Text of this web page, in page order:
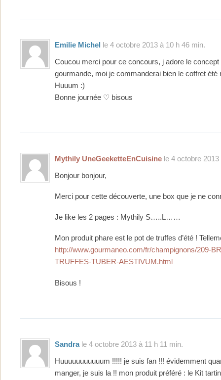
Emilie Michel le 4 octobre 2013 à 10 h 46 min.
Coucou merci pour ce concours, j adore le concept
gourmande, moi je commanderai bien le coffret été
Huuum :)
Bonne journée ♡ bisous
Mythily UneGeeketteEnCuisine le 4 octobre
Bonjour bonjour,
Merci pour cette découverte, une box que je ne
Je like les 2 pages : Mythily S…..L……
Mon produit phare est le pot de truffes d’été !
http://www.gourmaneo.com/fr/champignons/209-
TRUFFES-TUBER-AESTIVUM.html
Bisous !
Sandrale 4 octobre 2013 à 11 h 11 min.
Huuuuuuuuuuum !!!!! je suis fan !!! évidemment
manger, je suis la !! mon produit préféré : le Kit